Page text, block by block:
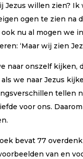
Jezus willen zien?
ogen te zien na
ook nu al mogen we
‘Maar wij zien
naar onszelf kijken,
als we naar Jezus
tellen
voor ons.
bevat 77
van en